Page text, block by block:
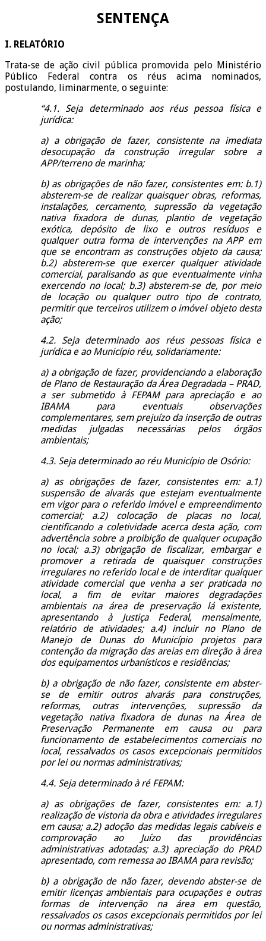
SENTENÇA
I. RELATÓRIO
Trata-se de ação civil pública promovida pelo Ministério
Público Federal contra os réus acima nominados,
postulando, liminarmente, o seguinte:
“4.1. Seja determinado aos réus pessoa física e
jurídica:
a) a obrigação de fazer, consistente na imediata
desocupação da construção irregular sobre a
APP/terreno de marinha;
b) as obrigações de não fazer, consistentes em: b.1)
absterem-se de realizar quaisquer obras, reformas,
instalações, cercamento, supressão da vegetação
nativa fixadora de dunas, plantio de vegetação
exótica, depósito de lixo e outros resíduos e
qualquer outra forma de intervenções na APP em
que se encontram as construções objeto da causa;
b.2) absterem-se que exercer qualquer atividade
comercial, paralisando as que eventualmente vinha
exercendo no local; b.3) absterem-se de, por meio
de locação ou qualquer outro tipo de contrato,
permitir que terceiros utilizem o imóvel objeto desta
ação;
4.2. Seja determinado aos réus pessoas física e
jurídica e ao Município réu, solidariamente:
a) a obrigação de fazer, providenciando a elaboração
de Plano de Restauração da Área Degradada – PRAD,
a ser submetido à FEPAM para apreciação e ao
IBAMA para eventuais observações
complementares, sem prejuízo da inserção de outras
medidas julgadas necessárias pelos órgãos
ambientais;
4.3. Seja determinado ao réu Município de Osório:
a) as obrigações de fazer, consistentes em: a.1)
suspensão de alvarás que estejam eventualmente
em vigor para o referido imóvel e empreendimento
comercial; a.2) colocação de placas no local,
cientificando a coletividade acerca desta ação, com
advertência sobre a proibição de qualquer ocupação
no local; a.3) obrigação de fiscalizar, embargar e
promover a retirada de quaisquer construções
irregulares no referido local e de interditar qualquer
atividade comercial que venha a ser praticada no
local, a fim de evitar maiores degradações
ambientais na área de preservação lá existente,
apresentando à Justiça Federal, mensalmente,
relatório de atividades; a.4) incluir no Plano de
Manejo de Dunas do Município projetos para
contenção da migração das areias em direção à área
dos equipamentos urbanísticos e residências;
b) a obrigação de não fazer, consistente em abster-
se de emitir outros alvarás para construções,
reformas, outras intervenções, supressão da
vegetação nativa fixadora de dunas na Área de
Preservação Permanente em causa ou para
funcionamento de estabelecimentos comerciais no
local, ressalvados os casos excepcionais permitidos
por lei ou normas administrativas;
4.4. Seja determinado à ré FEPAM:
a) as obrigações de fazer, consistentes em: a.1)
realização de vistoria da obra e atividades irregulares
em causa; a.2) adoção das medidas legais cabíveis e
comprovação ao Juízo das providências
administrativas adotadas; a.3) apreciação do PRAD
apresentado, com remessa ao IBAMA para revisão;
b) a obrigação de não fazer, devendo abster-se de
emitir licenças ambientais para ocupações e outras
formas de intervenção na área em questão,
ressalvados os casos excepcionais permitidos por lei
ou normas administrativas;